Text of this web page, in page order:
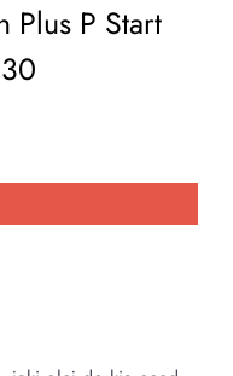
Plus P Start